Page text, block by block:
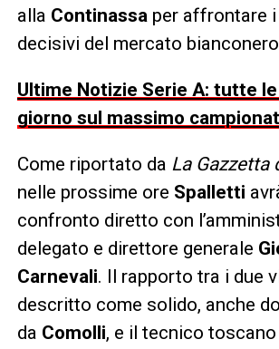
alla Continassaper affrontare
decisivi del mercato
Ultime Notizie Serie A: tutte le
giorno sul massimo
Come riportato da La Gazzetta
nelle prossime ore Spalletti
confronto diretto con
delegato e direttore generale
Carnevali. Il rapporto tra i due
descritto come solido, anche
da Comolli, e il tecnico